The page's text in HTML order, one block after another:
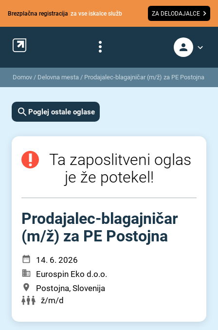
Brezplačna registracija za vse iskalce služb ZA DELODAJALCE
Domov / Delovna mesta / Prodajalec-blagajničar (m/ž) za PE Postojna
Poglej ostale oglase
Ta zaposlitveni oglas
je že potekel!
Prodajalec-blagajničar
(m⁠/⁠ž) za PE Postojna
14. 6. 2026
Eurospin Eko d.o.o.
Postojna, Slovenija
ž/m/d